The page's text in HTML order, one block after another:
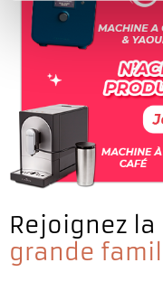
Rejoignez la
grande